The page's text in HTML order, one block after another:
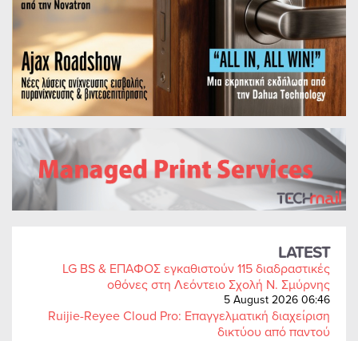
LATEST
LG BS & ΕΠΑΦΟΣ εγκαθιστούν 115 διαδραστικές
οθόνες στη Λεόντειο Σχολή Ν. Σμύρνης
5 August 2026 06:46
Ruijie-Reyee Cloud Pro: Επαγγελματική διαχείριση
δικτύου από παντού